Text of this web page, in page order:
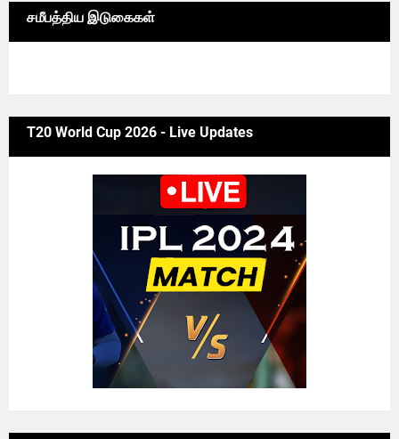
சமீபத்திய இடுகைகள்
T20 World Cup 2026 - Live Updates